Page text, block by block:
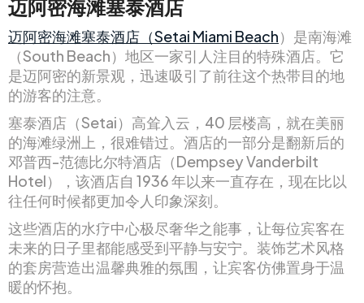
迈阿密海滩塞泰酒店
迈阿密海滩塞泰酒店（Setai Miami Beach）是南海滩
（South Beach）地区一家引人注目的特殊酒店。它
是迈阿密的新景观，迅速吸引了前往这个热带目的地
的游客的注意。
塞泰酒店（Setai）高耸入云，40 层楼高，就在美丽
的海滩绿洲上，很难错过。酒店的一部分是翻新后的
邓普西-范德比尔特酒店（Dempsey Vanderbilt
Hotel），该酒店自 1936 年以来一直存在，现在比以
往任何时候都更加令人印象深刻。
这些酒店的水疗中心极尽奢华之能事，让每位宾客在
未来的日子里都能感受到平静与安宁。装饰艺术风格
的套房营造出温馨典雅的氛围，让宾客仿佛置身于温
暖的怀抱。